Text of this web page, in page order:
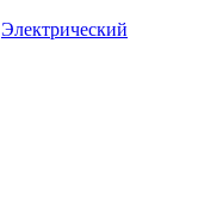
Электрический